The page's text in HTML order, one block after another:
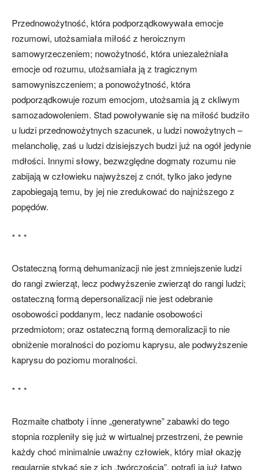
Przednowożytność, która podporządkowywała emocje
rozumowi, utożsamiała miłość z heroicznym
samowyrzeczeniem; nowożytność, która uniezależniała
emocje od rozumu, utożsamiała ją z tragicznym
samowyniszczeniem; a ponowożytność, która
podporządkowuje rozum emocjom, utożsamia ją z ckliwym
samozadowoleniem. Stad powoływanie się na miłość budziło
u ludzi przednowożytnych szacunek, u ludzi nowożytnych –
melancholię, zaś u ludzi dzisiejszych budzi już na ogół jedynie
mdłości. Innymi słowy, bezwzględne dogmaty rozumu nie
zabijają w człowieku najwyższej z cnót, tylko jako jedyne
zapobiegają temu, by jej nie zredukować do najniższego z
popędów.
* * *
Ostateczną formą dehumanizacji nie jest zmniejszenie ludzi
do rangi zwierząt, lecz podwyższenie zwierząt do rangi ludzi;
ostateczną formą depersonalizacji nie jest odebranie
osobowości poddanym, lecz nadanie osobowości
przedmiotom; oraz ostateczną formą demoralizacji to nie
obniżenie moralności do poziomu kaprysu, ale podwyższenie
kaprysu do poziomu moralności.
* * *
Rozmaite chatboty i inne „generatywne” zabawki do tego
stopnia rozpleniły się już w wirtualnej przestrzeni, że pewnie
każdy choć minimalnie uważny człowiek, który miał okazję
regularnie stykać się z ich „twórczością”, potrafi ją już łatwo